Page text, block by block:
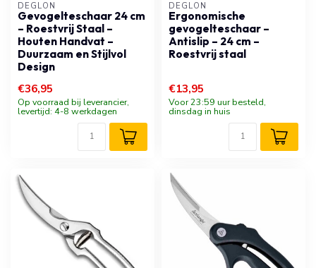
DÉGLON
Gevogelteschaar 24 cm
– Roestvrij Staal –
Houten Handvat –
Duurzaam en Stijlvol
Design
€36,95
Op voorraad bij leverancier,
levertijd: 4-8 werkdagen
DÉGLON
Ergonomische
gevogelteschaar –
Antislip – 24 cm –
Roestvrij staal
€13,95
Voor 23:59 uur besteld,
dinsdag in huis